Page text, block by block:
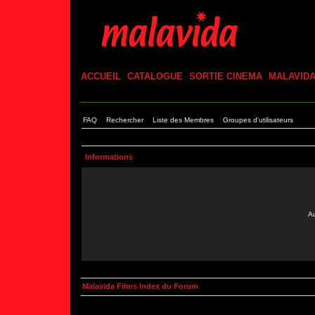
ACCUEIL CATALOGUE SORTIE CINEMA MALAVIDA
FAQ Rechercher Liste des Membres Groupes d'utilisateurs
Informations
Malavida Films Index du Forum